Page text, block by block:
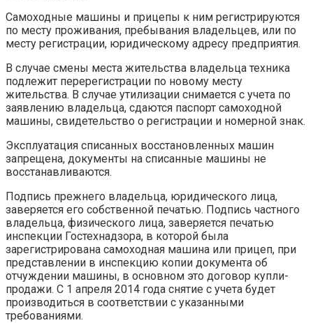
Самоходные машины и прицепы к ним регистрируются
по месту проживания, пребывания владельцев, или по
месту регистрации, юридическому адресу предприятия.
В случае смены места жительства владельца техника
подлежит перерегистрации по новому месту
жительства. В случае утилизации снимается с учета по
заявлению владельца, сдаются паспорт самоходной
машины, свидетельство о регистрации и номерной знак.
Эксплуатация списанных восстановленных машин
запрещена, документы на списанные машины не
восстанавливаются.
Подпись прежнего владельца, юридического лица,
заверяется его собственной печатью. Подпись частного
владельца, физического лица, заверяется печатью
инспекции Гостехнадзора, в которой была
зарегистрирована самоходная машина или прицеп, при
представлении в инспекцию копии документа об
отчуждении машины, в основном это договор купли-
продажи. С 1 апреля 2014 года снятие с учета будет
производиться в соответствии с указанными
требованиями.